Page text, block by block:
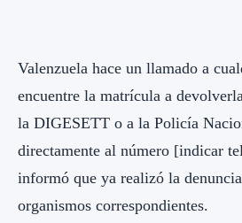
Valenzuela hace un llamado a
encuentre la matrícula a
la DIGESETT o a la Policía
directamente al número [indicar
informó que ya realizó la
organismos correspondientes.